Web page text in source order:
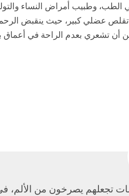
الطب، وطبيب أمراض النساء
عضلي كبير، حيث ينقبض الرحم
أن تشعري بعدم الراحة في
تجعلهم يصرخون من الألم،